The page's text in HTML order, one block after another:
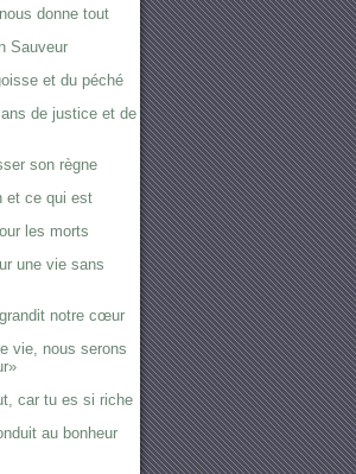
donne tout
Sauveur
et du péché
de justice et de
son règne
et ce qui est
les morts
une vie sans
notre cœur
vie, nous serons
car tu es si riche
au bonheur